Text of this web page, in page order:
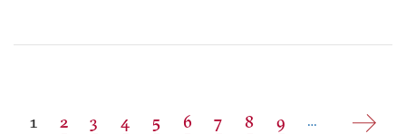
Pagina
1 Pagina
2 Pagina
3 Pagina
4 Pagina
5 Pagina
6 Pagina
7 Pagina
8 Pagina
9 …